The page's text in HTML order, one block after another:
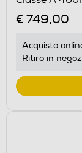
Calcolatore
di
energetico
di
Youreko.
€ 749,00
Acquisto
Ritiro in